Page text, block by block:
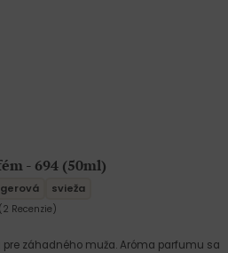
- 694 (50ml)
svieža
(2 Recenzie)
záhadného muža. Aróma parfumu sa